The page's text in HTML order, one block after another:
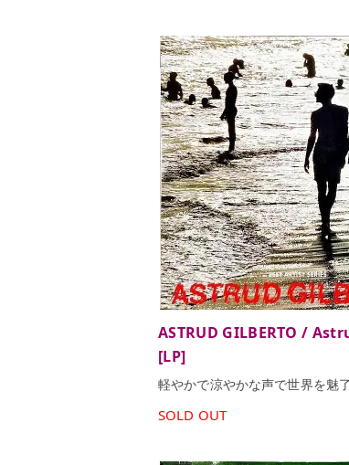
ASTRUD GILBERTO /
[LP]
軽やかで涼やかな声で世界を魅
SOLD OUT